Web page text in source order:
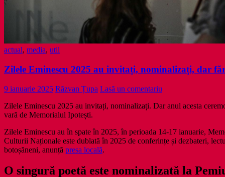
actual, media, util
Zilele Eminescu 2025 au invitați, nominalizați, dar
9 ianuarie 2025 Răzvan Țupa Lasă un comentariu
Zilele Eminescu 2025 au invitați, nominalizați. Dar anul acesta
vară de Memorialul Ipotești.
Zilele Eminescu au în spate în 2025, în perioada 14-17 ianuarie,
Culturii Naționale este dublată în 2025 de conferințe și dezbateri,
botoșăneni, anunță presa locală.
O singură poetă este nominalizată la